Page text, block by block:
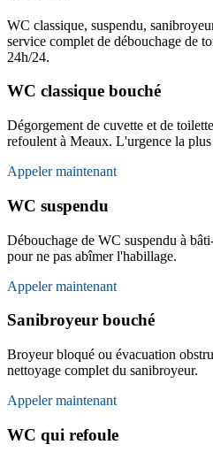
WC classique, suspendu,
service complet de débouchage de
24h/24.
WC classique bouché
Dégorgement de cuvette et de
refoulent à Meaux. L'urgence la
Appeler maintenant
WC suspendu
Débouchage de WC suspendu à
pour ne pas abîmer l'habillage.
Appeler maintenant
Sanibroyeur bouché
Broyeur bloqué ou évacuation
nettoyage complet du sanibroyeur.
Appeler maintenant
WC qui refoule